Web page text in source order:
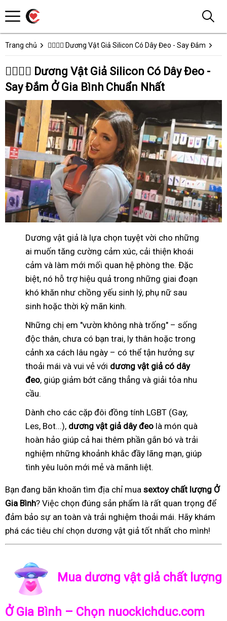
Trang chủ 👩‍❤️‍💋‍👨 Dương Vật Giả Silicon Có Dây Đeo - Say Đắm
👩‍❤️‍💋‍👨 Dương Vật Giả Silicon Có Dây Đeo -
Say Đắm Ở Gia Bình Chuẩn Nhất
Dương vật giả là lựa chọn tuyệt vời cho những
ai muốn tăng cường cảm xúc, cải thiện khoái
cảm và làm mới mối quan hệ phòng the. Đặc
biệt, nó hỗ trợ hiệu quả trong những giai đoạn
khó khăn như chồng yếu sinh lý, phụ nữ sau
sinh hoặc thời kỳ mãn kinh.
Những chị em "vườn không nhà trống" – sống
độc thân, chưa có bạn trai, ly thân hoặc trong
cảnh xa cách lâu ngày – có thể tận hưởng sự
thoải mái và vui vẻ với dương vật giả có dây
đeo, giúp giảm bớt căng thẳng và giải tỏa nhu
cầu.
Dành cho các cặp đôi đồng tính LGBT (Gay,
Les, Bot...), dương vật giả dây đeo là món quà
hoàn hảo giúp cả hai thêm phần gắn bó và trải
nghiệm những khoảnh khắc đầy lãng mạn, giúp
tình yêu luôn mới mẻ và mãnh liệt.
Bạn đang băn khoăn tìm địa chỉ mua sextoy chất lượng Ở
Gia Bình? Việc chọn đúng sản phẩm là rất quan trọng để
đảm bảo sự an toàn và trải nghiệm thoải mái. Hãy khám
phá các tiêu chí chọn dương vật giả tốt nhất cho mình!
Mua dương vật giả chất lượng
Ở Gia Bình – Chọn nuockichduc.com